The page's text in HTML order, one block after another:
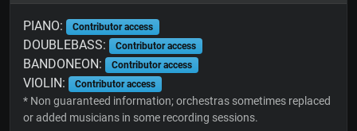
PIANO: Contributor access
DOUBLEBASS: Contributor access
BANDONEON: Contributor access
VIOLIN: Contributor access
* Non guaranteed information; orchestras sometimes replaced
or added musicians in some recording sessions.